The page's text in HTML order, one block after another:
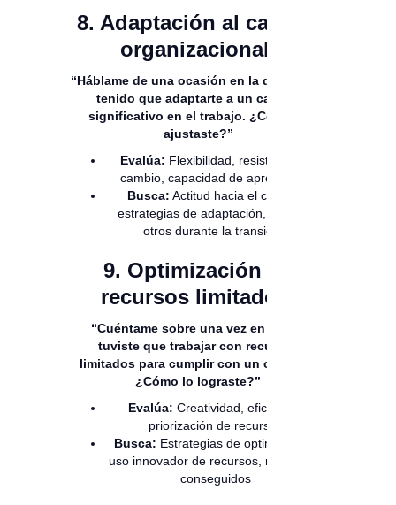
8. Adaptación al cambio
organizacional:
“Háblame de una ocasión en la que hayas
tenido que adaptarte a un cambio
significativo en el trabajo. ¿Cómo te
ajustaste?”
Evalúa: Flexibilidad, resistencia al
cambio, capacidad de aprendizaje
Busca: Actitud hacia el cambio,
estrategias de adaptación, apoyo a
otros durante la transición
9. Optimización de
recursos limitados:
“Cuéntame sobre una vez en la que
tuviste que trabajar con recursos
limitados para cumplir con un objetivo.
¿Cómo lo lograste?”
Evalúa: Creatividad, eficiencia,
priorización de recursos
Busca: Estrategias de optimización,
uso innovador de recursos, resultados
conseguidos